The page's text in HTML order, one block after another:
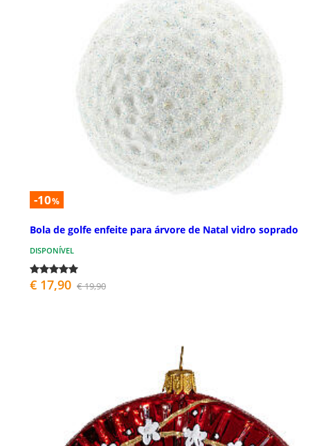
-10%
Bola de golfe enfeite para árvore de Natal vidro soprado
DISPONÍVEL
€ 17,90 € 19,90